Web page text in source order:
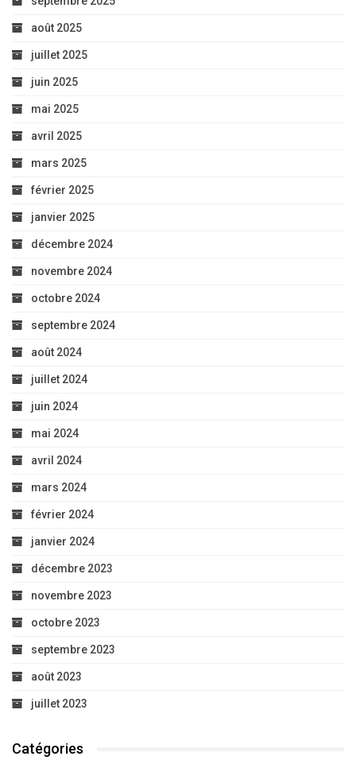
août 2025
juillet 2025
juin 2025
mai 2025
avril 2025
mars 2025
février 2025
janvier 2025
décembre 2024
novembre 2024
octobre 2024
septembre 2024
août 2024
juillet 2024
juin 2024
mai 2024
avril 2024
mars 2024
février 2024
janvier 2024
décembre 2023
novembre 2023
octobre 2023
septembre 2023
août 2023
juillet 2023
Catégories